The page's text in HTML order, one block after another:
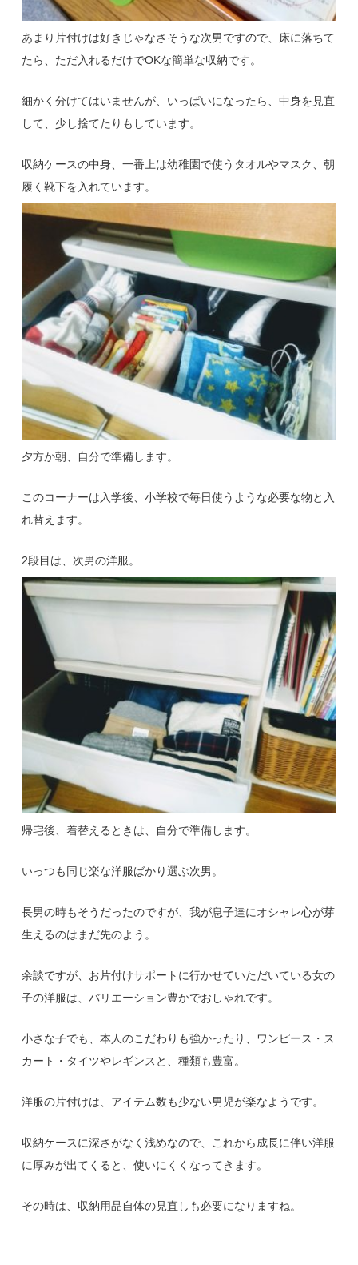
あまり片付けは好きじゃなさそうな次男ですので、床に落ちて
たら、ただ入れるだけでOKな簡単な収納です。
細かく分けてはいませんが、いっぱいになったら、中身を見直
して、少し捨てたりもしています。
収納ケースの中身、一番上は幼稚園で使うタオルやマスク、朝
履く靴下を入れています。
夕方か朝、自分で準備します。
このコーナーは入学後、小学校で毎日使うような必要な物と入
れ替えます。
2段目は、次男の洋服。
帰宅後、着替えるときは、自分で準備します。
いっつも同じ楽な洋服ばかり選ぶ次男。
長男の時もそうだったのですが、我が息子達にオシャレ心が芽
生えるのはまだ先のよう。
余談ですが、お片付けサポートに行かせていただいている女の
子の洋服は、バリエーション豊かでおしゃれです。
小さな子でも、本人のこだわりも強かったり、ワンピース・ス
カート・タイツやレギンスと、種類も豊富。
洋服の片付けは、アイテム数も少ない男児が楽なようです。
収納ケースに深さがなく浅めなので、これから成長に伴い洋服
に厚みが出てくると、使いにくくなってきます。
その時は、収納用品自体の見直しも必要になりますね。